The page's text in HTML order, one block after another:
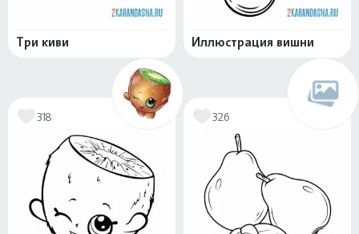
Три киви Иллюстрация вишни
318 326